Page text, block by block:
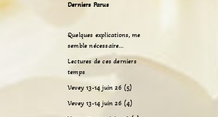
Derniers Parus
Quelques explications, me
semble nécessaire…
Lectures de ces derniers
temps
Vevey 13-14 juin 26 (5)
Vevey 13-14 juin 26 (4)